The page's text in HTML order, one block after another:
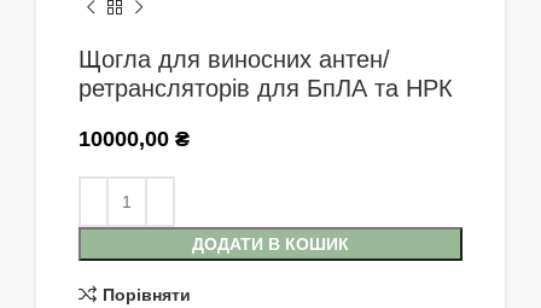
Щогла для виносних антен/
ретрансляторів для БпЛА та НРК
10000,00 ₴
ДОДАТИ В КОШИК
Порівняти